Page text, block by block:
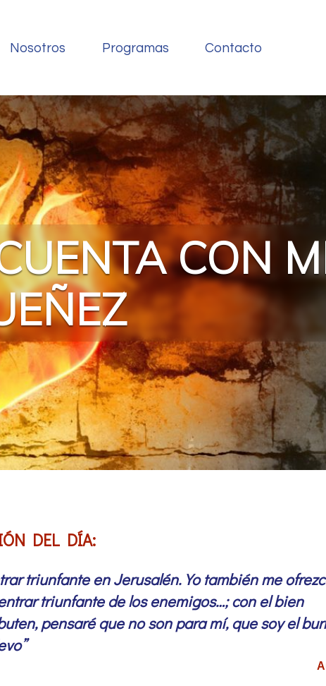
Nosotros Programas Contacto
CON
DEL DÍA:
triunfante en Jerusalén. Yo también me
triunfante de los enemigos…; con el bien
pensaré que no son para mí, que soy el